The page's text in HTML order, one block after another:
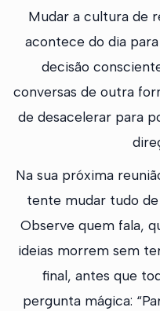
Mudar a cultura de
acontece do dia
decisão
conversas de outra
de desacelerar para
Na sua próxima
tente mudar tudo de
Observe quem fala,
ideias morrem sem
final, antes que
pergunta mágica: